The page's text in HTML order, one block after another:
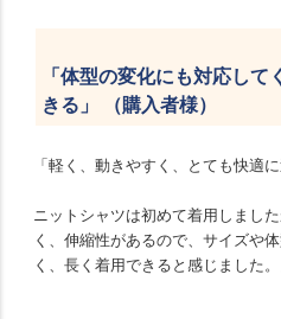
「体型の変化にも対応し
きる」 （購入者様）
「軽く、動きやすく、とても快適
ニットシャツは初めて着用しまし
く、伸縮性があるので、サイズや
く、長く着用できると感じました。